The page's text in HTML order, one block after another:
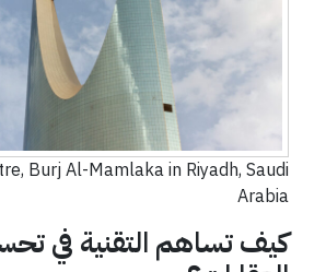
Burj Al-Mamlaka in Riyadh, Saudi
Arabia
كيف تساهم التقنية في